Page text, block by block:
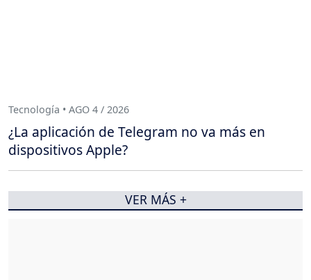
Tecnología • AGO 4 / 2026
¿La aplicación de Telegram no va más en
dispositivos Apple?
VER MÁS +